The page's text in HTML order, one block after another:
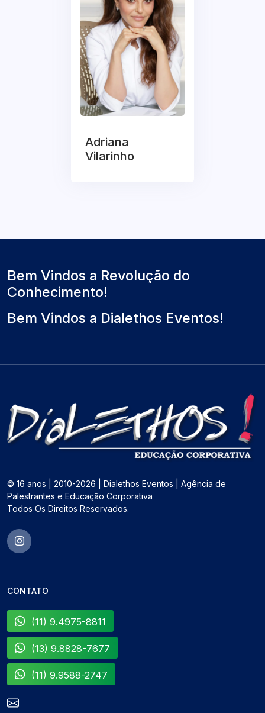
Adriana
Vilarinho
Bem Vindos a Revolução do
Conhecimento!
Bem Vindos a Dialethos Eventos!
© 16 anos | 2010-2026 | Dialethos Eventos | Agência de
Palestrantes e Educação Corporativa
Todos Os Direitos Reservados.
CONTATO
(11) 9.4975-8811
(13) 9.8828-7677
(11) 9.9588-2747